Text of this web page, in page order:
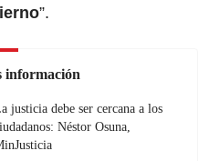
”.
información
justicia debe ser cercana a los
Néstor Osuna,